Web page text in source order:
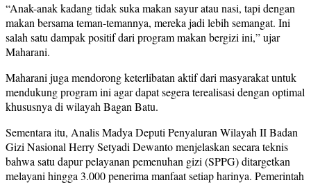
“Anak-anak kadang tidak suka makan sayur atau nasi, tapi dengan
makan bersama teman-temannya, mereka jadi lebih semangat. Ini
salah satu dampak positif dari program makan bergizi ini,” ujar
Maharani.
Maharani juga mendorong keterlibatan aktif dari masyarakat untuk
mendukung program ini agar dapat segera terealisasi dengan optimal
khususnya di wilayah Bagan Batu.
Sementara itu, Analis Madya Deputi Penyaluran Wilayah II Badan
Gizi Nasional Herry Setyadi Dewanto menjelaskan secara teknis
bahwa satu dapur pelayanan pemenuhan gizi (SPPG) ditargetkan
melayani hingga 3.000 penerima manfaat setiap harinya. Pemerintah